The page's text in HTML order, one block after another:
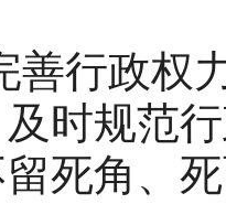
善行政权
时规范
死角、